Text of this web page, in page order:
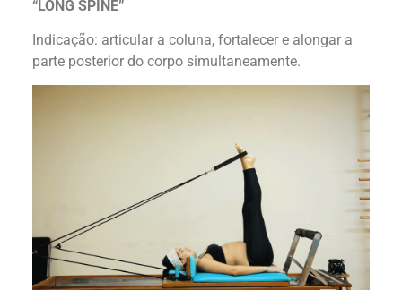
“LONG SPINE”
Indicação: articular a coluna, fortalecer e alongar a
parte posterior do corpo simultaneamente.